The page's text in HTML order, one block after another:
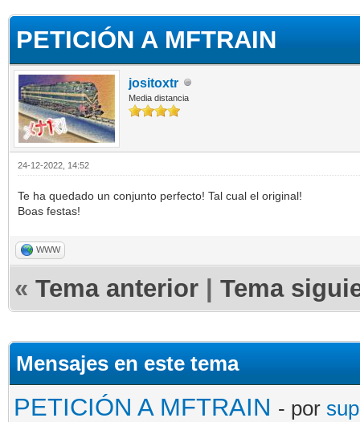
PETICIÓN A MFTRAIN
jositoxtr
Media distancia
24-12-2022, 14:52
Te ha quedado un conjunto perfecto! Tal cual el original!
Boas festas!
WWW
« Tema anterior | Tema
Mensajes en este tema
PETICIÓN A MFTRAIN - por